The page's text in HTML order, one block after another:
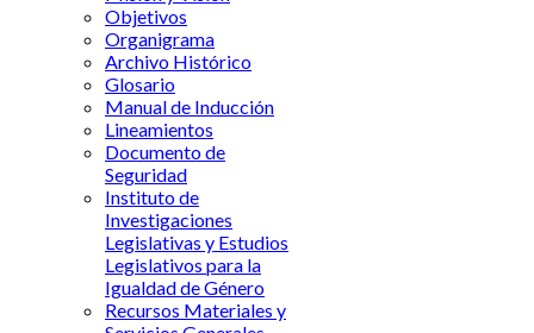
Objetivos
Organigrama
Archivo Histórico
Glosario
Manual de Inducción
Lineamientos
Documento de
Seguridad
Instituto de
Investigaciones
Legislativas y Estudios
Legislativos para la
Igualdad de Género
Recursos Materiales y